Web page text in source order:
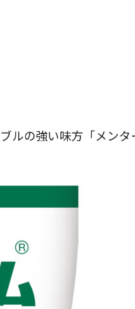
ルの強い味方「メンタ